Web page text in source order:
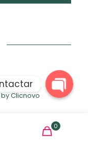
Clicnovo
0
Open